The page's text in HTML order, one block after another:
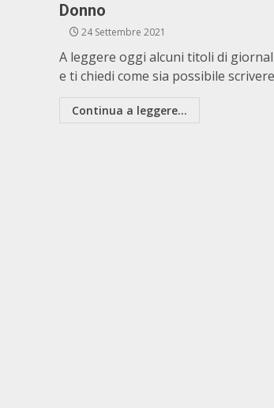
Donno
24 Settembre 2021
A leggere oggi alcuni titoli di
e ti chiedi come sia possibile
Continua a leggere...